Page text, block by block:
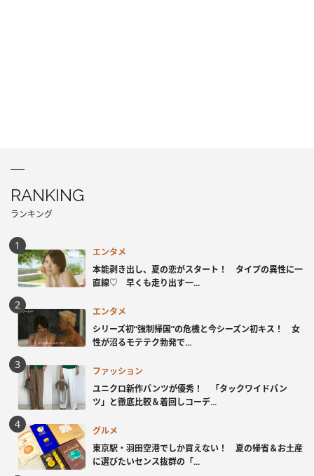
RANKING
ランキング
エンタメ
本能剥き出し、夏の恋がスタート！ タイプの異性に一
直線♡ 早くも走り出す一...
エンタメ
シリーズ初“強制帰国”の危機と今シーズン初キス！ 女
性が沼るモテテク勃発で...
ファッション
ユニクロ新作パンツが優秀！ 「タックワイドパン
ツ」と徹底比較＆着回しコーデ...
グルメ
東京駅・羽田空港でしか買えない！ 夏の帰省＆お土産
に選びたいセンス抜群の「...